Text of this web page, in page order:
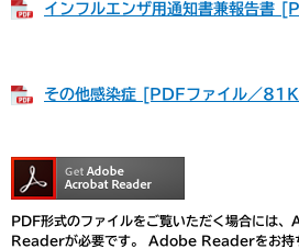
インフルエンザ用通知書兼報告書
その他感染症 [PDFファイル／
PDF形式のファイルをご覧いただく場合には
Readerが必要です。
Adobe Readerをお持